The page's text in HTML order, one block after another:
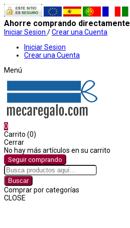
Ahorre comprando
Iniciar Sesion /Crear una Cuenta
Iniciar Sesion
Crear una Cuenta
Menú
0
Carrito (0)
Cerrar
No hay más artículos en su carrito
Seguir comprando
Buscar
Comprar por categorías
CLOSE